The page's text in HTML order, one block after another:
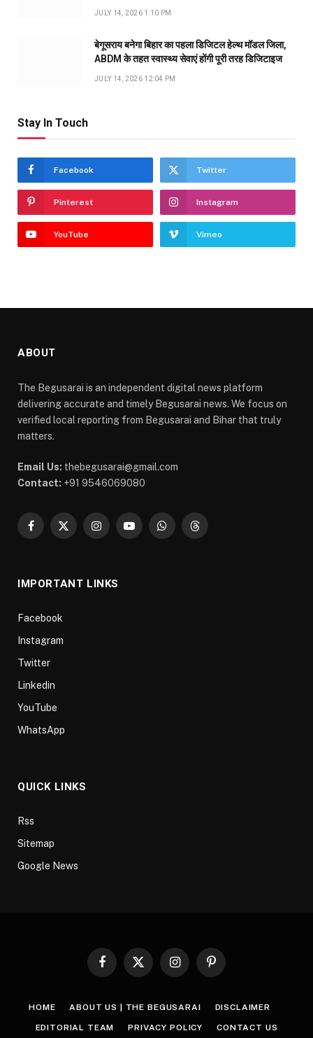
JULY 14, 2026 1:10 PM
बेगूसराय बनेगा बिहार का पहला डिजिटल हेल्थ मॉडल जिला,
ABDM के तहत स्वास्थ्य सेवाएं होंगी पूरी तरह डिजिटाइज
JULY 14, 2026 12:04 PM
Stay In Touch
Facebook Twitter
Pinterest Instagram
YouTube Vimeo
ABOUT
The Begusarai is an independent digital news platform
delivering accurate and timely Begusarai news. We focus on
verified local reporting from Begusarai and Bihar that truly
matters.
Email Us: thebegusarai@gmail.com
Contact: +91 9546069080
Facebook
X
InstagramYouTubeWhatsAppThreads
IMPORTANT LINKS
Facebook
Instagram
Twitter
Linkedin
YouTube
WhatsApp
QUICK LINKS
Rss
Sitemap
Google News
Facebook
X
InstagramPinterest
HOME ABOUT US | THE BEGUSARAI DISCLAIMER
EDITORIAL TEAM PRIVACY POLICY CONTACT US